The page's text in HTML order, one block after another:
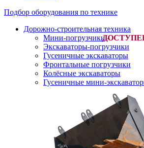
Подбор оборудования по технике
Дорожно-строительная техника
Мини-погрузчики-
Экскаваторы-погрузчики
Гусеничные экскаваторы
Фронтальные погрузчики
Колёсные экскаваторы
Гусеничные мини-